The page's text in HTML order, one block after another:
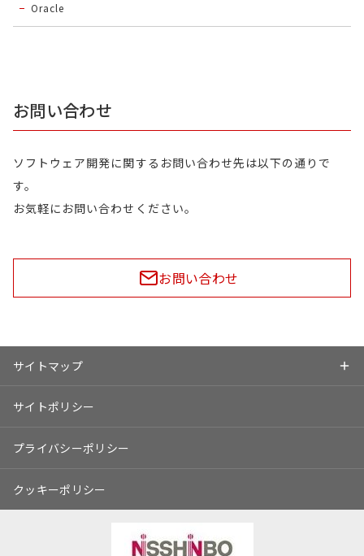
Oracle
お問い合わせ
ソフトウェア開発に関するお問い合わせ先は以下の通りで
す。
お気軽にお問い合わせください。
お問い合わせ
サイトマップ
サイトポリシー
プライバシーポリシー
クッキーポリシー